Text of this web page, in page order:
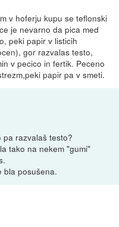
v hoferju kupu se teflonski
je nevarno da pica med
peki papir v listicih
gor razvalas testo,
v pecico in fertik. Peceno
papir pa v smeti.
pa razvalaš testo?
tako na nekem "gumi"
bla posušena.